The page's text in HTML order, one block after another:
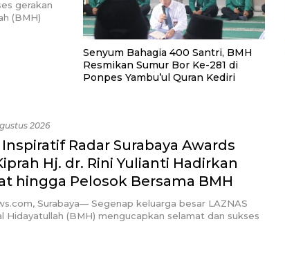
dan
gerakan
(BMH)
Senyum Bahagia 400 Santri, BMH
Resmikan Sumur Bor Ke-281 di
Ponpes Yambu’ul Quran Kediri
2026
Radar Surabaya Awards
Hj. dr. Rini Yulianti Hadirkan
hingga Pelosok Bersama BMH
Surabaya— Segenap keluarga besar LAZNAS
Hidayatullah (BMH) mengucapkan selamat dan sukses